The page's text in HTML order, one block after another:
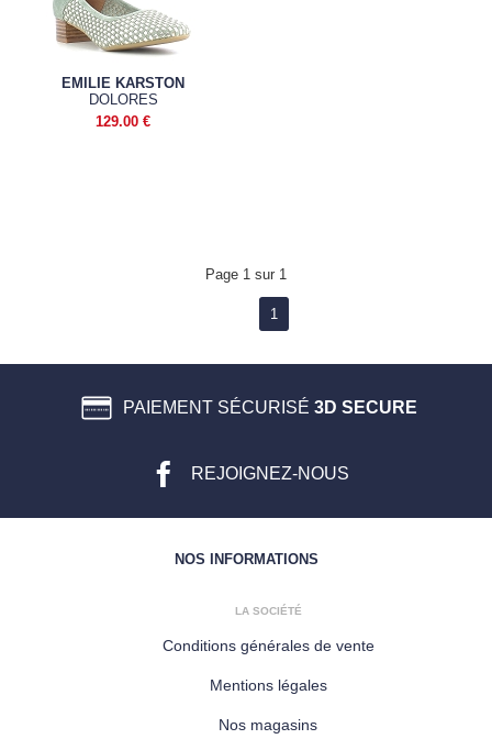
EMILIE KARSTON
DOLORES
129.00 €
Page 1 sur 1
1
PAIEMENT SÉCURISÉ 3D SECURE
REJOIGNEZ-NOUS
NOS INFORMATIONS
LA SOCIÉTÉ
Conditions générales de vente
Mentions légales
Nos magasins